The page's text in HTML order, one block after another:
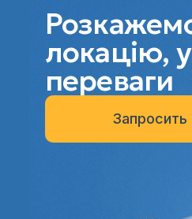
локацію,
переваги
Запросить